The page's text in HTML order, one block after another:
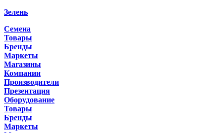
Зелень
Семена
Товары
Бренды
Маркеты
Магазины
Компании
Производители
Презентация
Оборудование
Товары
Бренды
Маркеты